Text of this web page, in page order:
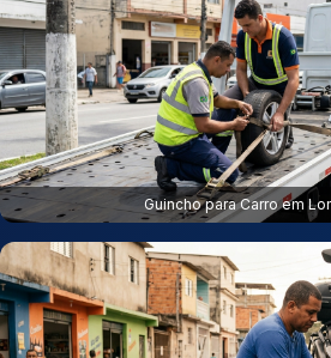
Guincho para Carro em